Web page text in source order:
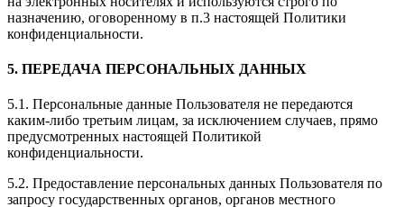
назначению, оговоренному в п.3 настоящей Политики
конфиденциальности.
5. ПЕРЕДАЧА ПЕРСОНАЛЬНЫХ ДАННЫХ
5.1. Персональные данные Пользователя не передаются
каким-либо третьим лицам, за исключением случаев, прямо
предусмотренных настоящей Политикой
конфиденциальности.
5.2. Предоставление персональных данных Пользователя по
запросу государственных органов, органов местного